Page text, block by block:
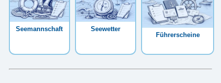
Seemannschaft
Seewetter
Führerscheine